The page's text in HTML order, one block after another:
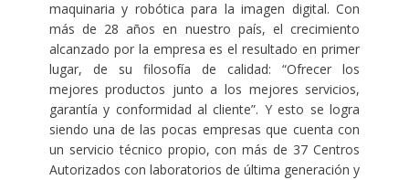
maquinaria y robótica para la imagen digital. Con
más de 28 años en nuestro país, el crecimiento
alcanzado por la empresa es el resultado en primer
lugar, de su filosofía de calidad: “Ofrecer los
mejores productos junto a los mejores servicios,
garantía y conformidad al cliente”. Y esto se logra
siendo una de las pocas empresas que cuenta con
un servicio técnico propio, con más de 37 Centros
Autorizados con laboratorios de última generación y